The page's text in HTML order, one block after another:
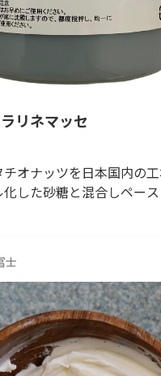
リネマッセ
オナッツを日本国内の
化した砂糖と混合しペース
士